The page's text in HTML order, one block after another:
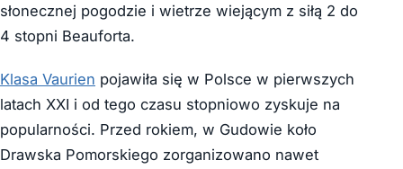
słonecznej pogodzie i wietrze wiejącym z siłą 2 do
4 stopni Beauforta.
Klasa Vaurien pojawiła się w Polsce w pierwszych
latach XXI i od tego czasu stopniowo zyskuje na
popularności. Przed rokiem, w Gudowie koło
Drawska Pomorskiego zorganizowano nawet